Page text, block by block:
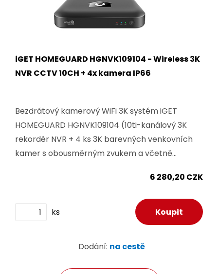
iGET HOMEGUARD HGNVK109104 - Wireless 3K
NVR CCTV 10CH + 4x kamera IP66
Bezdrátový kamerový WiFi 3K systém iGET
HOMEGUARD HGNVK109104 (10ti-kanálový 3K
rekordér NVR + 4 ks 3K barevných venkovních
kamer s obousměrným zvukem a včetně
6 280,20 CZK
ks
Dodání: na cestě